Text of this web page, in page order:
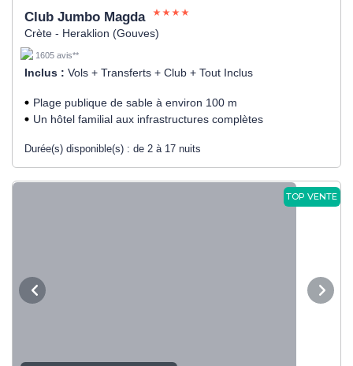
Club Jumbo Magda
Crète - Heraklion (Gouves)
1605 avis**
Inclus : Vols + Transferts + Club + Tout Inclus
Plage publique de sable à environ 100 m
Un hôtel familial aux infrastructures complètes
Durée(s) disponible(s) : de 2 à 17 nuits
TOP VENTE